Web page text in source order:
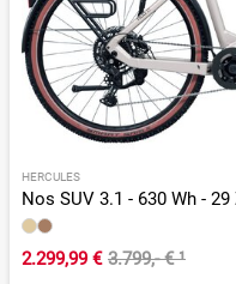
HERCULES
Nos SUV 3.1 - 630 Wh -
2.299,99 € 3.799,- €¹